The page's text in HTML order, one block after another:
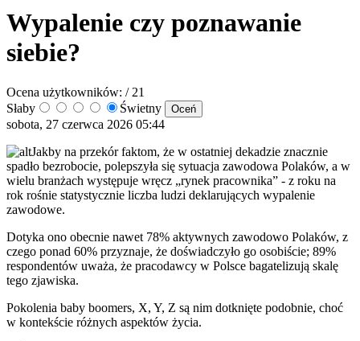
Wypalenie czy poznawanie
siebie?
Ocena użytkowników: / 21
Słaby
Świetny
sobota, 27 czerwca 2026 05:44
Jakby na przekór faktom, że w ostatniej dekadzie znacznie
spadło bezrobocie, polepszyła się sytuacja zawodowa Polaków, a w
wielu branżach występuje wręcz „rynek pracownika” - z roku na
rok rośnie statystycznie liczba ludzi deklarujących wypalenie
zawodowe.
Dotyka ono obecnie nawet 78% aktywnych zawodowo Polaków, z
czego ponad 60% przyznaje, że doświadczyło go osobiście; 89%
respondentów uważa, że pracodawcy w Polsce bagatelizują skalę
tego zjawiska.
Pokolenia baby boomers, X, Y, Z są nim dotknięte podobnie, choć
w kontekście różnych aspektów życia.